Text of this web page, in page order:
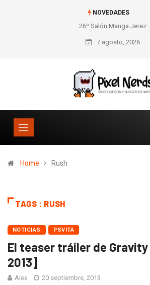
NOVEDADES
26º Salón Manga Jerez SNES Pixel
los amantes
7 agosto, 2026
Home Rush
TAGS : RUSH
NOTICIAS PSVITA
El teaser tráiler de Gravity
2013]
Alex 20 septiembre, 2013